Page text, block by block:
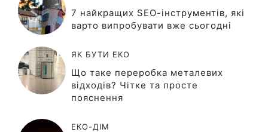
7 найкращих SEO-інструментів, які
варто випробувати вже сьогодні
ЯК БУТИ ЕКО
Що таке переробка металевих
відходів? Чітке та просте
пояснення
ЕКО-ДІМ